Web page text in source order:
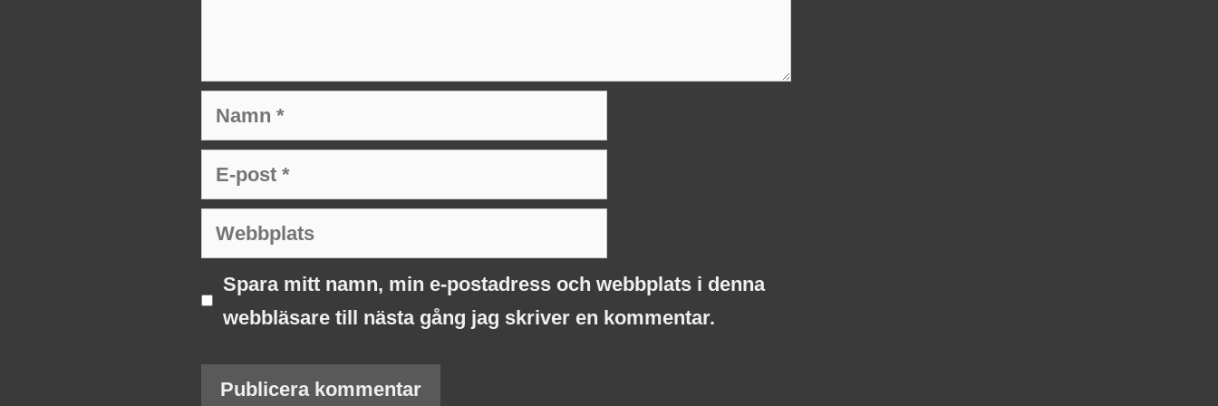
Namn
E-
post
Webbplats
Spara mitt namn, min e-postadress och webbplats i denna
webbläsare till nästa gång jag skriver en kommentar.